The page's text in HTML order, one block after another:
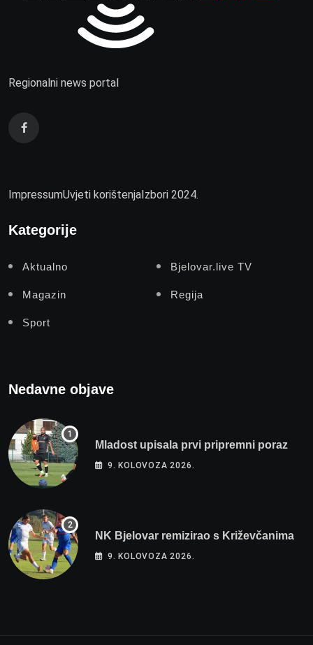
Regionalni news portal
ImpressumUvjeti korištenjaIzbori 2024.
Kategorije
Aktualno Bjelovar.live TV
Magazin Regija
Sport
Nedavne objave
Mladost upisala prvi pripremni poraz
9. KOLOVOZA 2026.
NK Bjelovar remizirao s Križevčanima
9. KOLOVOZA 2026.